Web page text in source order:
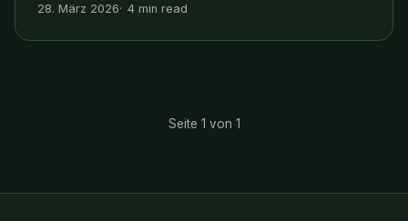
28. März 2026 4 min read
Seite 1 von 1